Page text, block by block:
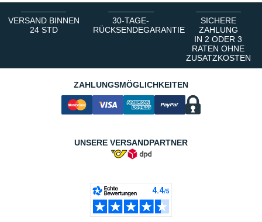
VERSAND BINNEN
24 STD
30-TAGE-
RÜCKSENDEGARANTIE
SICHERE
ZAHLUNG
IN 2 ODER 3
RATEN OHNE
ZUSATZKOSTEN
ZAHLUNGSMÖGLICHKEITEN
UNSERE VERSANDPARTNER